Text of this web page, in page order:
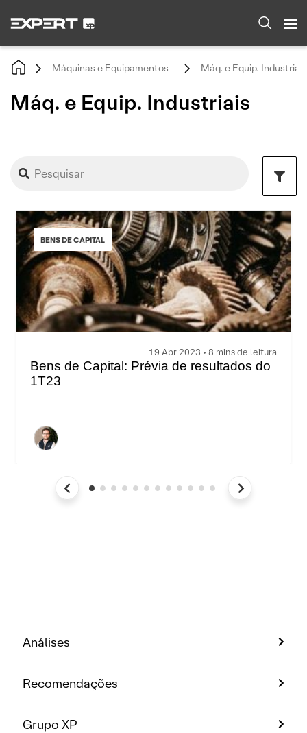
Máquinas e Equipamentos Máq. e Equip. Industriais
Máq. e Equip. Industriais
BENS DE CAPITAL
19 Abr 2023 • 8 mins de leitura
Bens de Capital: Prévia de resultados do
1T23
Análises
Recomendações
Grupo XP